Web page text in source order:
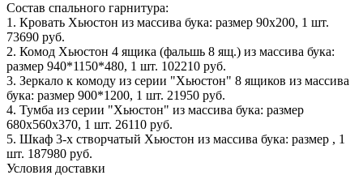
Состав спального гарнитура:
1. Кровать Хьюстон из массива бука: размер 90x200, 1 шт.
73690 руб.
2. Комод Хьюстон 4 ящика (фальшь 8 ящ.) из массива бука:
размер 940*1150*480, 1 шт. 102210 руб.
3. Зеркало к комоду из серии "Хьюстон" 8 ящиков из массива
бука: размер 900*1200, 1 шт. 21950 руб.
4. Тумба из серии "Хьюстон" из массива бука: размер
680x560x370, 1 шт. 26110 руб.
5. Шкаф 3-х створчатый Хьюстон из массива бука: размер , 1
шт. 187980 руб.
Условия доставки